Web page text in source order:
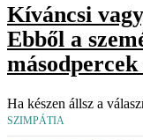
Kíváncsi
Ebből a
Ha készen állsz a
SZIMPÁTIA